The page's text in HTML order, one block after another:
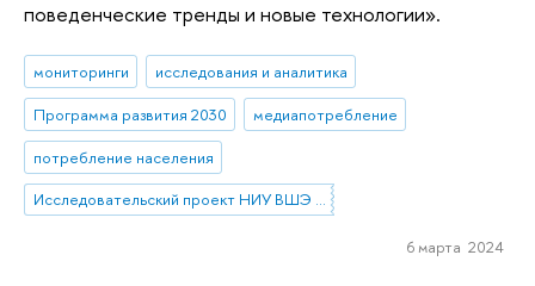
поведенческие тренды и новые технологии».
мониторинги
исследования и аналитика
Программа развития 2030
медиапотребление
потребление населения
Исследовательский проект НИУ ВШЭ «Экономическое поведение домашних хозяйств»
6 марта 2024